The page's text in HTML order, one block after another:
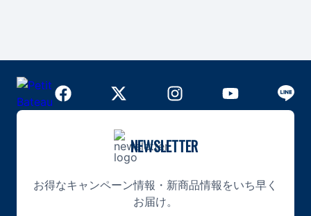
NEWSLETTER
お得なキャンペーン情報・新商品情報をいち早く
お届け。